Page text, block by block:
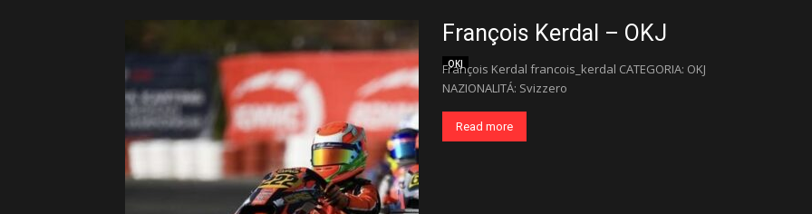
François Kerdal – OKJ
OKJ
François Kerdal francois_kerdal CATEGORIA: OKJ
NAZIONALITÁ: Svizzero
Read more